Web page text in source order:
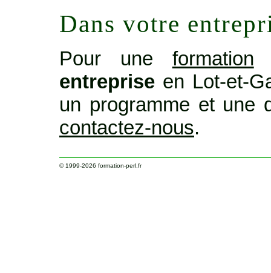
Dans votre
Pour une formation
entreprise en Lot-et-
un programme et une
contactez-nous.
© 1999-2026 formation-perl.fr